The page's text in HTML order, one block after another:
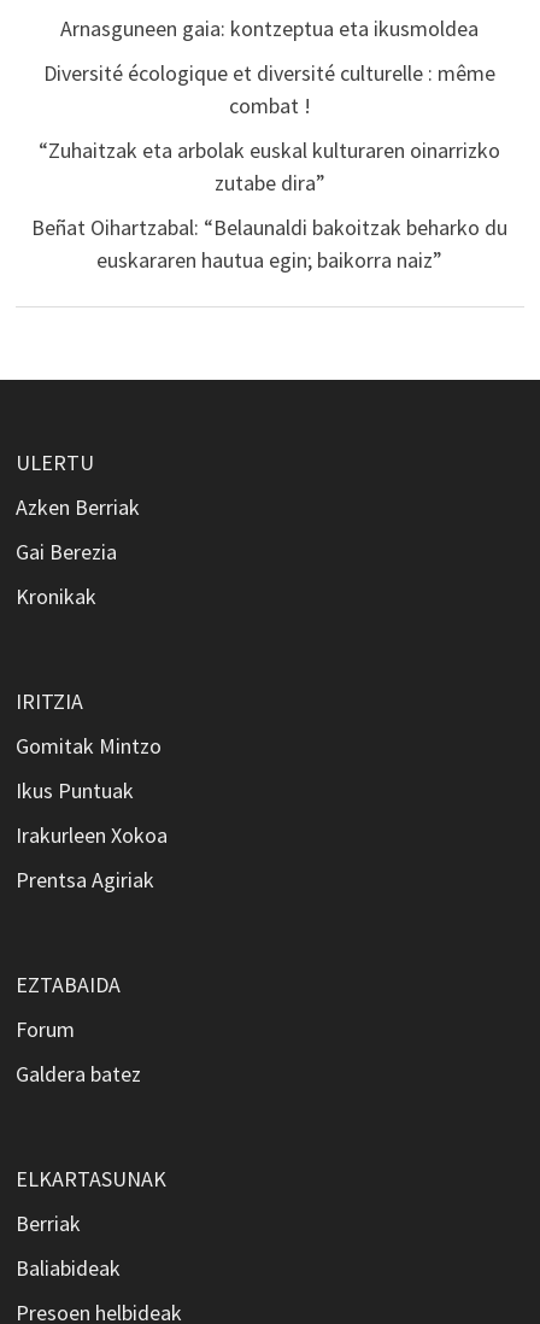
Arnasguneen gaia: kontzeptua eta ikusmoldea
Diversité écologique et diversité culturelle : même
combat !
“Zuhaitzak eta arbolak euskal kulturaren oinarrizko
zutabe dira”
Beñat Oihartzabal: “Belaunaldi bakoitzak beharko du
euskararen hautua egin; baikorra naiz”
ULERTU
Azken Berriak
Gai Berezia
Kronikak
IRITZIA
Gomitak Mintzo
Ikus Puntuak
Irakurleen Xokoa
Prentsa Agiriak
EZTABAIDA
Forum
Galdera batez
ELKARTASUNAK
Berriak
Baliabideak
Presoen helbideak